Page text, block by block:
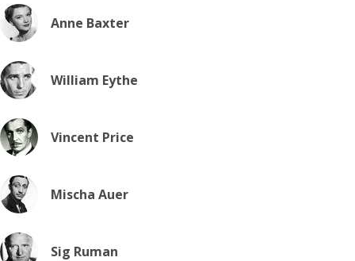
Anne Baxter
William Eythe
Vincent Price
Mischa Auer
Sig Ruman